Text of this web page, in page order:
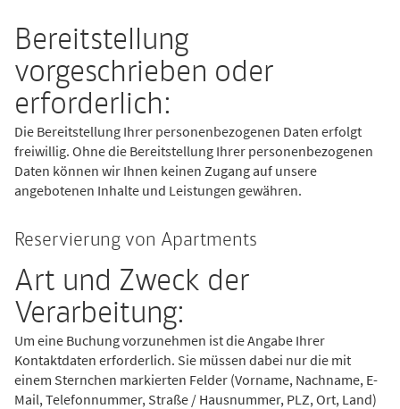
Bereitstellung
vorgeschrieben oder
erforderlich:
Die Bereitstellung Ihrer personenbezogenen Daten erfolgt
freiwillig. Ohne die Bereitstellung Ihrer personenbezogenen
Daten können wir Ihnen keinen Zugang auf unsere
angebotenen Inhalte und Leistungen gewähren.
Reservierung von Apartments
Art und Zweck der
Verarbeitung:
Um eine Buchung vorzunehmen ist die Angabe Ihrer
Kontaktdaten erforderlich. Sie müssen dabei nur die mit
einem Sternchen markierten Felder (Vorname, Nachname, E-
Mail, Telefonnummer, Straße / Hausnummer, PLZ, Ort, Land)